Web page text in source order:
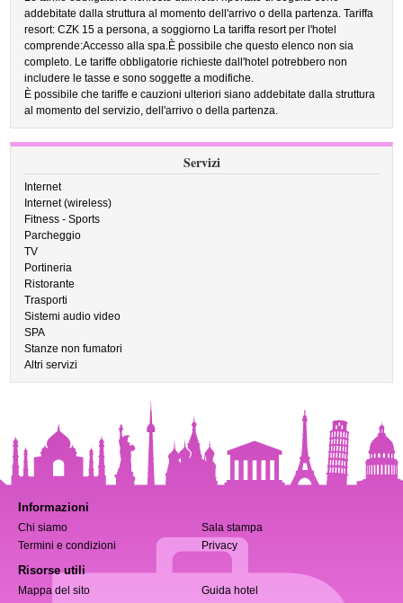
addebitate dalla struttura al momento dell'arrivo o della partenza. Tariffa
resort: CZK 15 a persona, a soggiorno La tariffa resort per l'hotel
comprende:Accesso alla spa.È possibile che questo elenco non sia
completo. Le tariffe obbligatorie richieste dall'hotel potrebbero non
includere le tasse e sono soggette a modifiche.
È possibile che tariffe e cauzioni ulteriori siano addebitate dalla struttura
al momento del servizio, dell'arrivo o della partenza.
Servizi
Internet
Internet (wireless)
Fitness - Sports
Parcheggio
TV
Portineria
Ristorante
Trasporti
Sistemi audio video
SPA
Stanze non fumatori
Altri servizi
Informazioni
Chi siamo
Sala stampa
Termini e condizioni
Privacy
Risorse utili
Mappa del sito
Guida hotel